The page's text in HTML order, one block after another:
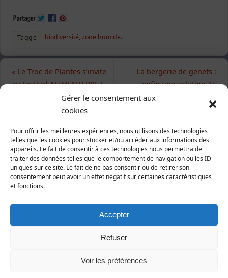
Gérer le consentement aux
cookies
Pour offrir les meilleures expériences, nous utilisons des technologies
telles que les cookies pour stocker et/ou accéder aux informations des
appareils. Le fait de consentir à ces technologies nous permettra de
traiter des données telles que le comportement de navigation ou les ID
uniques sur ce site. Le fait de ne pas consentir ou de retirer son
consentement peut avoir un effet négatif sur certaines caractéristiques
et fonctions.
Accepter
Refuser
Voir les préférences
Taggé biodiversité,zone humide.
«Le Troc de Plantes s’invite
au Festival ALIMENTERRE !
La bergerie de genets :
enfin une solution ?»
Soutenez-nous !
Adhésions
Dons en ligne